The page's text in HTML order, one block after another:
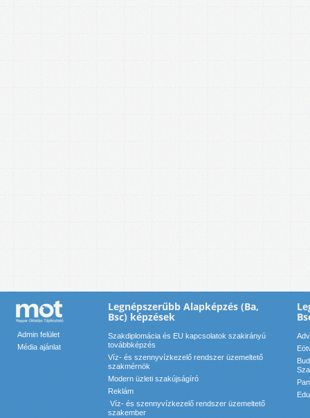
Admin felület
Média ajánlat
Legnépszerűbb Alapképzés (Ba,
Bsc) képzések
Szakdiplomácia és EU kapcsolatok szakirányú
továbbképzés
Víz- és szennyvízkezelő rendszer üzemeltető
szakmérnök
Modern üzleti szakújságíró
Reklám
Víz- és szennyvízkezelő rendszer üzemeltető
szakember